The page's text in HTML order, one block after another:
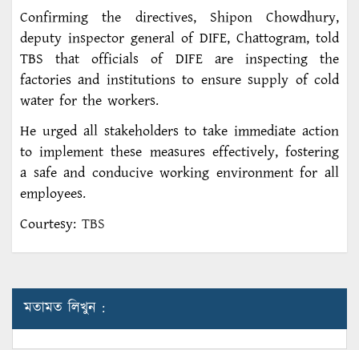
Confirming the directives, Shipon Chowdhury,
deputy inspector general of DIFE, Chattogram, told
TBS that officials of DIFE are inspecting the
factories and institutions to ensure supply of cold
water for the workers.
He urged all stakeholders to take immediate action
to implement these measures effectively, fostering
a safe and conducive working environment for all
employees.
Courtesy: TBS
মতামত লিখুন :